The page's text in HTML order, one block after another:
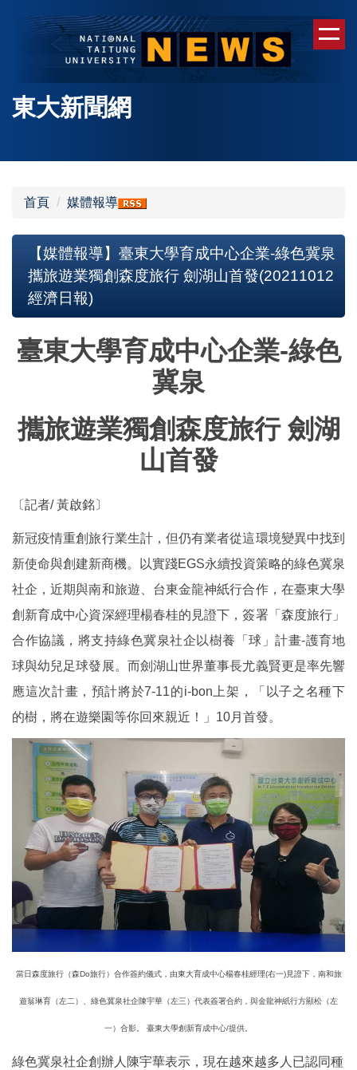
容
東大新聞網
首頁 媒體報導
【媒體報導】臺東大學育成中心企業-綠色冀泉
攜旅遊業獨創森度旅行 劍湖山首發(20211012
經濟日報)
臺東大學育成中心企業-綠色
冀泉
攜旅遊業獨創森度旅行 劍湖
山首發
〔記者/ 黃啟銘〕
新冠疫情重創旅行業生計，但仍有業者從這環境變異中找到
新使命與創建新商機。以實踐EGS永續投資策略的綠色冀泉
社企，近期與南和旅遊、台東金龍神紙行合作，在臺東大學
創新育成中心資深經理楊春桂的見證下，簽署「森度旅行」
合作協議，將支持綠色冀泉社企以樹養「球」計畫-護育地
球與幼兒足球發展。而劍湖山世界董事長尤義賢更是率先響
應這次計畫，預計將於7-11的i-bon上架，「以子之名種下
的樹，將在遊樂園等你回來親近！」10月首發。
當日森度旅行（森Do旅行）合作簽約儀式，由東大育成中心楊春桂經理(右一)見證下，南和旅
遊翁琳育（左二）、綠色冀泉社企陳宇華（左三）代表簽署合約，與金龍神紙行方顯松（左
一）合影。 臺東大學創新育成中心/提供。
綠色冀泉社企創辦人陳宇華表示，現在越來越多人已認同種